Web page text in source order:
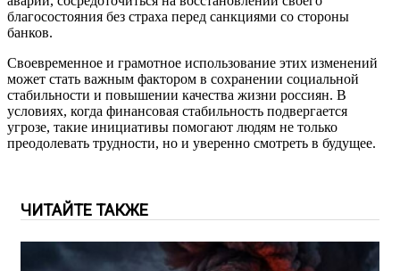
благосостояния без страха перед санкциями со стороны
банков.
Своевременное и грамотное использование этих изменений
может стать важным фактором в сохранении социальной
стабильности и повышении качества жизни россиян. В
условиях, когда финансовая стабильность подвергается
угрозе, такие инициативы помогают людям не только
преодолевать трудности, но и уверенно смотреть в будущее.
ЧИТАЙТЕ ТАКЖЕ